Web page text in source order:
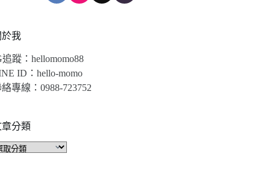
於我
追蹤：hellomomo88
ID：hello-momo
專線：0988-723752
分類